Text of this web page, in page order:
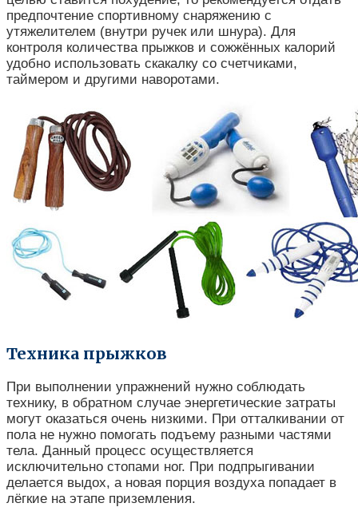
предпочтение спортивному снаряжению с
утяжелителем (внутри ручек или шнура). Для
контроля количества прыжков и сожжённых калорий
удобно использовать скакалку со счетчиками,
таймером и другими наворотами.
Техника прыжков
При выполнении упражнений нужно соблюдать
технику, в обратном случае энергетические затраты
могут оказаться очень низкими. При отталкивании от
пола не нужно помогать подъему разными частями
тела. Данный процесс осуществляется
исключительно стопами ног. При подпрыгивании
делается выдох, а новая порция воздуха попадает в
лёгкие на этапе приземления.